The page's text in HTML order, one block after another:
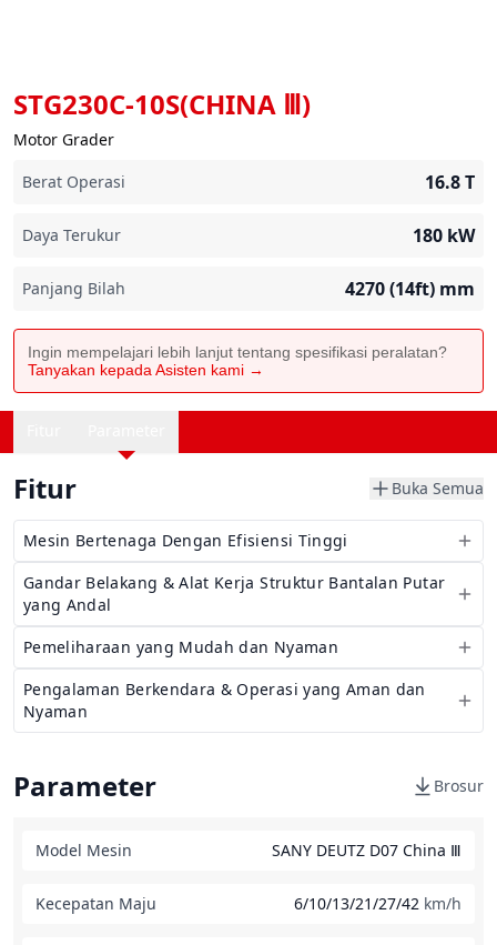
STG230C-10S(CHINA Ⅲ)
Motor Grader
Berat Operasi
16.8T
Daya Terukur 180 kW
Panjang Bilah 4270 (14ft) mm
Ingin mempelajari lebih lanjut tentang spesifikasi peralatan?
Tanyakan kepada Asisten kami →
Fitur Buka Semua
Mesin Bertenaga Dengan Efisiensi Tinggi
Gandar Belakang & Alat Kerja Struktur Bantalan Putar
yang Andal
Pemeliharaan yang Mudah dan Nyaman
Pengalaman Berkendara & Operasi yang Aman dan
Nyaman
Parameter Brosur
Model Mesin SANY DEUTZ D07 China Ⅲ
Kecepatan Maju 6/10/13/21/27/42 km/h